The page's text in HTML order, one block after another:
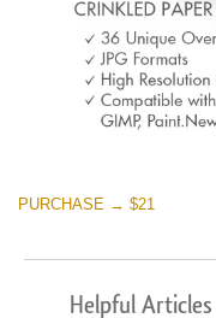
PURCHASE → $21
Helpful